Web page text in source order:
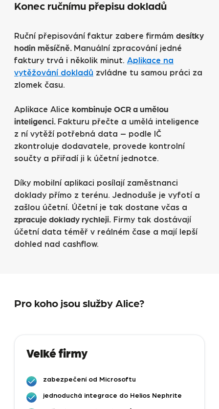
Konec ručnímu přepisu dokladů
Ruční přepisování faktur zabere firmám desítky
hodin měsíčně. Manuální zpracování jedné
faktury trvá i několik minut. Aplikace na
vytěžování dokladů zvládne tu samou práci za
zlomek času.
Aplikace Alice kombinuje OCR a umělou
inteligenci. Fakturu přečte a umělá inteligence
z ní vytěží potřebná data – podle IČ
zkontroluje dodavatele, provede kontrolní
součty a přiřadí ji k účetní jednotce.
Díky mobilní aplikaci posílají zaměstnanci
doklady přímo z terénu. Jednoduše je vyfotí a
zašlou účetní. Účetní je tak dostane včas a
zpracuje doklady rychleji. Firmy tak dostávají
účetní data téměř v reálném čase a mají lepší
dohled nad cashflow.
Pro koho jsou služby Alice?
Velké firmy
zabezpečení od Microsoftu
jednoduchá integrace do Helios Nephrite